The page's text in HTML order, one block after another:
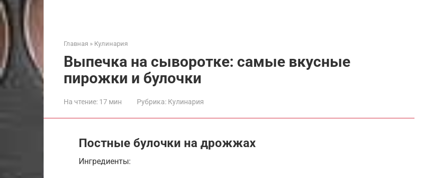
Главная » Кулинария
Выпечка на сыворотке: самые вкусные
пирожки и булочки
На чтение: 17 мин Рубрика: Кулинария
Постные булочки на дрожжах
Ингредиенты: